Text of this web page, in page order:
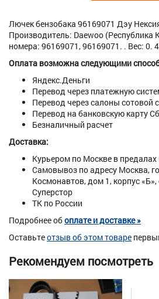
Лючек бензобака 96169071 Дэу
Производитель: Daewoo
номера: 96169071, 96169071. . Вес: 0.
Оплата возможна следующими
Яндекс.Деньги
Перевод через платежную
Перевод через салоны сотовой
Перевод на банковскую карту
Безналичный расчет
Доставка:
Курьером по Москве в
Самовывоз по адресу Москва,
Космонавтов, дом 1, корпус «Б»,
Суперстор
ТК по России
Подробнее обоплате и доставке »
Оставьтеотзыв об этом товаре
Рекомендуем посмотреть